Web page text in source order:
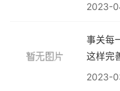
2023-
事关每
这样完
2023-